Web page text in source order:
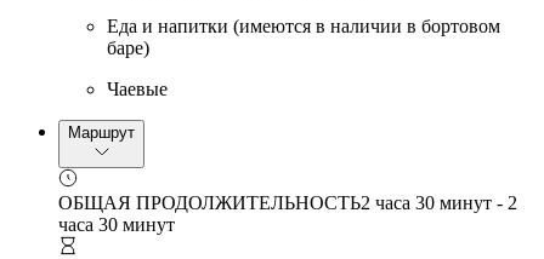
Еда и напитки (имеются в наличии в бортовом
баре)
Чаевые
Маршрут
ОБЩАЯ ПРОДОЛЖИТЕЛЬНОСТЬ2 часа 30 минут - 2
часа 30 минут